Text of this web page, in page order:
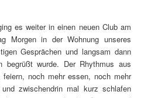
es weiter in einen neuen Club am
Morgen in der Wohnung unseres
Gesprächen und langsam dann
begrüßt wurde. Der Rhythmus aus
noch mehr essen, noch mehr
zwischendrin mal kurz schlafen